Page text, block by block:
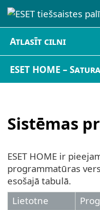
Atlasīt cilni
ESET HOME –
Sistēmas
ESET HOME ir
programmatūras
esošajā tabulā.
Lietotne